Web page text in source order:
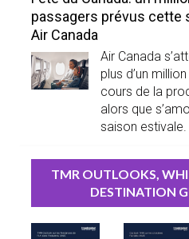
passagers prévus cette
Air Canada
Air Canada
plus d’un
cours de la
alors que
saison estivale.
TMR OUTLOOKS,
DESTINATION